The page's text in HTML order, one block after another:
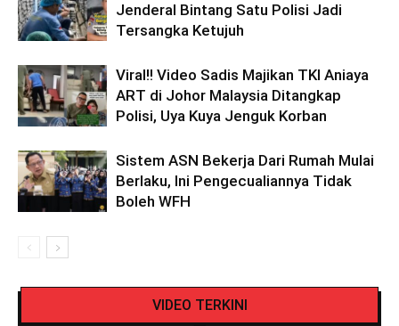
Jenderal Bintang Satu Polisi Jadi
Tersangka Ketujuh
Viral!! Video Sadis Majikan TKI Aniaya
ART di Johor Malaysia Ditangkap
Polisi, Uya Kuya Jenguk Korban
Sistem ASN Bekerja Dari Rumah Mulai
Berlaku, Ini Pengecualiannya Tidak
Boleh WFH
VIDEO TERKINI
Video Detik Evakuasi Jasad Iglesias di Gunung
Lantas Polres Kerinci Beri Pengendara Segelas